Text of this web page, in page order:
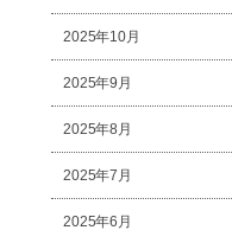
2025年10月
2025年9月
2025年8月
2025年7月
2025年6月